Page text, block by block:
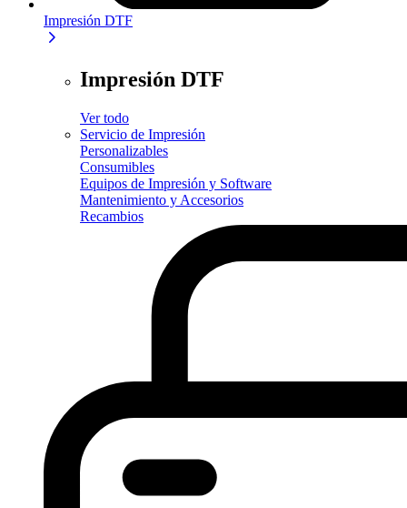
Impresión DTF
Impresión DTF
Ver todo
Servicio de Impresión
Personalizables
Consumibles
Equipos de Impresión y Software
Mantenimiento y Accesorios
Recambios